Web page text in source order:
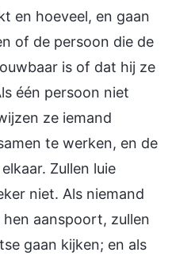
en hoeveel, en gaan
of de persoon die de
is of dat hij ze
één persoon niet
ze iemand
te werken, en de
Zullen luie
niet. Als niemand
aanspoort, zullen
gaan kijken; en als